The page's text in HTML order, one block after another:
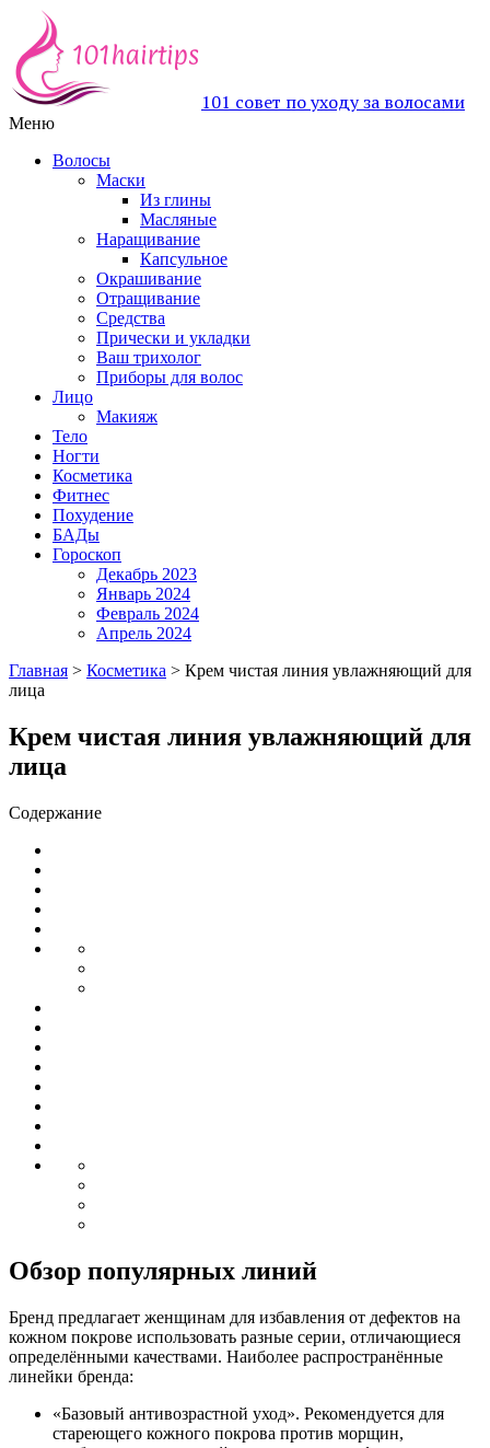
101 совет по уходу за волосами
Меню
Волосы
Маски
Из глины
Масляные
Наращивание
Капсульное
Окрашивание
Отращивание
Средства
Прически и укладки
Ваш трихолог
Приборы для волос
Лицо
Макияж
Тело
Ногти
Косметика
Фитнес
Похудение
БАДы
Гороскоп
Декабрь 2023
Январь 2024
Февраль 2024
Апрель 2024
Главная > Косметика > Крем чистая линия увлажняющий для
лица
Крем чистая линия увлажняющий для
лица
Содержание
Обзор популярных линий
Бренд предлагает женщинам для избавления от дефектов на
кожном покрове использовать разные серии, отличающиеся
определёнными качествами. Наиболее распространённые
линейки бренда:
«Базовый антивозрастной уход». Рекомендуется для
стареющего кожного покрова против морщин,